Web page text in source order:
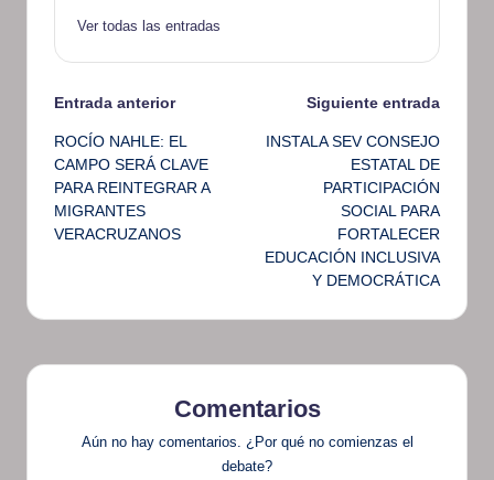
Ver todas las entradas
Navegación
de
entradas
Entrada anterior
ROCÍO NAHLE: EL
CAMPO SERÁ CLAVE
PARA REINTEGRAR A
MIGRANTES
VERACRUZANOS
Siguiente entrada
INSTALA SEV CONSEJO
ESTATAL DE
PARTICIPACIÓN
SOCIAL PARA
FORTALECER
EDUCACIÓN INCLUSIVA
Y DEMOCRÁTICA
Comentarios
Aún no hay comentarios. ¿Por qué no comienzas el
debate?